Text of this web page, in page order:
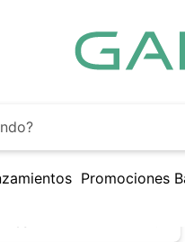
Promociones